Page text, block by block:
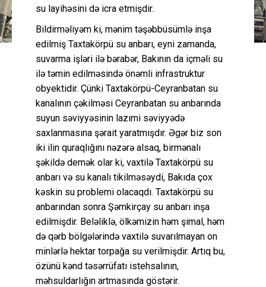
su layihəsini də icra etmişdir.
Bildirməliyəm ki, mənim təşəbbüsümlə inşa
edilmiş Taxtakörpü su anbarı, eyni zamanda,
suvarma işləri ilə bərabər, Bakının da içməli su
ilə təmin edilməsində önəmli infrastruktur
obyektidir. Çünki Taxtakörpü-Ceyranbatan su
kanalının çəkilməsi Ceyranbatan su anbarında
suyun səviyyəsinin lazımi səviyyədə
saxlanmasına şərait yaratmışdır. Əgər biz son
iki ilin quraqlığını nəzərə alsaq, birmənalı
şəkildə demək olar ki, vaxtilə Taxtakörpü su
anbarı və su kanalı tikilməsəydi, Bakıda çox
kəskin su problemi olacaqdı. Taxtakörpü su
anbarından sonra Şəmkirçay su anbarı inşa
edilmişdir. Beləliklə, ölkəmizin həm şimal, həm
də qərb bölgələrində vaxtilə suvarılmayan on
minlərlə hektar torpağa su verilmişdir. Artıq bu,
özünü kənd təsərrüfatı istehsalının,
məhsuldarlığın artmasında göstərir.